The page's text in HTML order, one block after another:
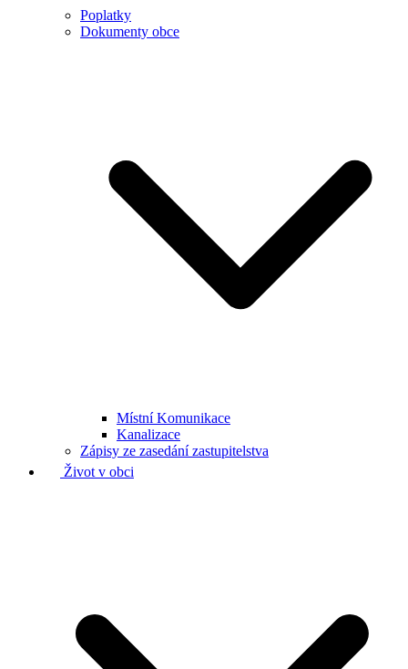
Poplatky
Dokumenty obce
Místní Komunikace
Kanalizace
Zápisy ze zasedání zastupitelstva
Život v obci